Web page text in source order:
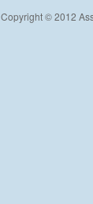
Copyright © 2012